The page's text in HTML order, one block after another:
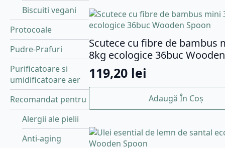
Biscuiti vegani
Protocoale
Pudre-Prafuri
Purificatoare si
umidificatoare aer
Recomandat pentru
Alergii ale pielii
Anti-aging
Scutece cu fibre de bambus
8kg ecologice 36buc
119,20 lei
Adaugă În Coș